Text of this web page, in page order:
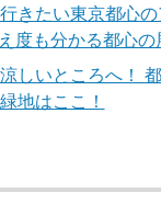
きたい東京都心
度も分かる都心の
しいところへ！
地はここ！